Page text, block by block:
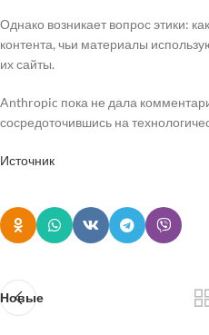
Однако возникает вопрос этики:
контента, чьи материалы
их сайты.
Anthropic пока не дала
сосредоточившись на
Источник
Новые